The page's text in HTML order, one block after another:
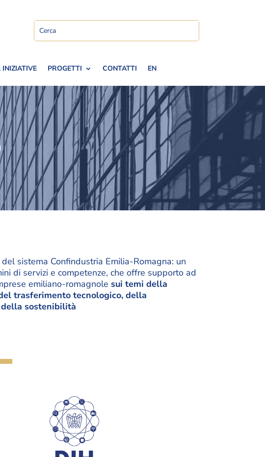
INIZIATIVE PROGETTI CONTATTI EN
sistema Confindustria Emilia-Romagna: un
di servizi e competenze, che offre supporto ad
emiliano-romagnole sui temi della
trasferimento tecnologico, della
sostenibilità